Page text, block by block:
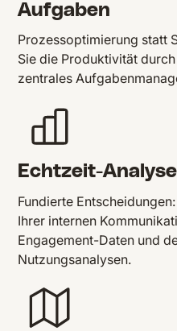
Aufgaben
Prozessoptimierung statt
Sie die Produktivität
zentrales
Echtzeit-
Fundierte
Ihrer internen
Engagement-Daten und
Nutzungsanalysen.